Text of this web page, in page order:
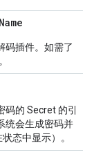
Name
码插件。如需了
。
的 Secret 的引
统会生成密码并
态中显示）。